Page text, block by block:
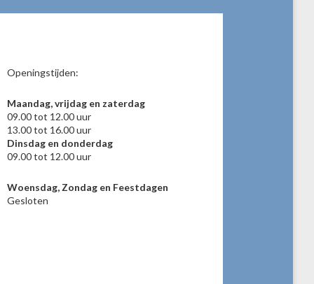
Openingstijden:
Maandag, vrijdag en zaterdag
09.00 tot 12.00 uur
13.00 tot 16.00 uur
Dinsdag en donderdag
09.00 tot 12.00 uur
Woensdag, Zondag en Feestdagen
Gesloten